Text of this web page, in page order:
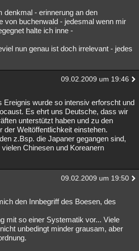
denkmal - erinnerung an den
von buchenwald - jedesmal wenn mir
halte ich inne -
nun genau ist doch irrelevant - jedes
09.02.2009 um 19:46
Ereignis wurde so intensiv erforscht und
Es ehrt uns Deutsche, dass wir
unterstützt haben und zu den
der Weltöffentlichkeit einstehen.
z.Bsp. die Japaner gegangen sind,
Chinesen und Koreanern
09.02.2009 um 19:50
den Innbegriff des Boesen, des
mit so einer Systematik vor... Viele
unbedingt minder grausam, aber